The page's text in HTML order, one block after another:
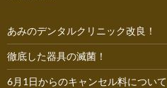
あみのデンタルクリニック改良！
徹底した器具の滅菌！
6月1日からのキャンセル料について